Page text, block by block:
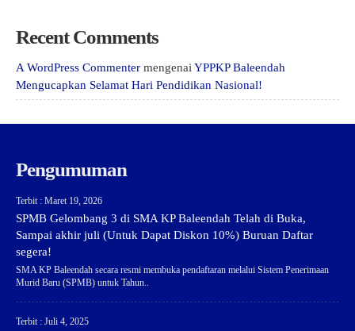
Recent Comments
A WordPress Commenter mengenai YPPKP Baleendah
Mengucapkan Selamat Hari Pendidikan Nasional!
Pengumuman
Terbit : Maret 19, 2026
SPMB Gelombang 3 di SMA KP Baleendah Telah di Buka,
Sampai akhir juli (Untuk Dapat Diskon 10%) Buruan Daftar
segera!
SMA KP Baleendah secara resmi membuka pendaftaran melalui Sistem Penerimaan
Murid Baru (SPMB) untuk Tahun..
Terbit : Juli 4, 2025